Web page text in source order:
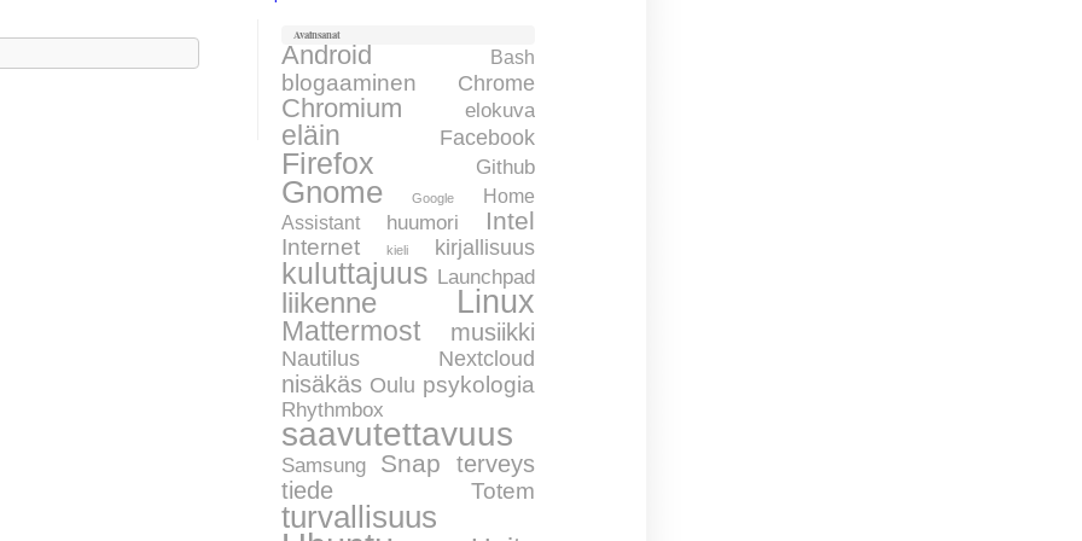
Avainsanat
Android Bash
blogaaminen Chrome
Chromium elokuva
eläin Facebook
Firefox Github
Gnome Google
Home
Assistant
huumori Intel
Internet kieli kirjallisuus
kuluttajuus Launchpad
liikenne Linux
Mattermost musiikki
Nautilus Nextcloud
nisäkäs Oulu psykologia
Rhythmbox
saavutettavuus
Samsung Snap terveys
tiede Totem
turvallisuus